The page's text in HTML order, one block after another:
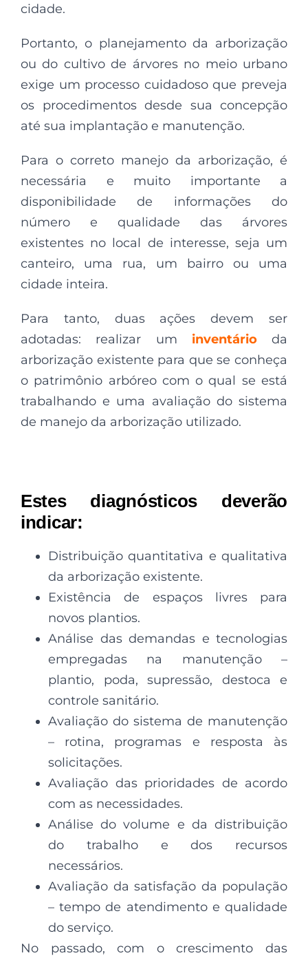
cidade.
Portanto, o planejamento da arborização
ou do cultivo de árvores no meio urbano
exige um processo cuidadoso que preveja
os procedimentos desde sua concepção
até sua implantação e manutenção.
Para o correto manejo da arborização, é
necessária e muito importante a
disponibilidade de informações do
número e qualidade das árvores
existentes no local de interesse, seja um
canteiro, uma rua, um bairro ou uma
cidade inteira.
Para tanto, duas ações devem ser
adotadas: realizar um inventárioda
arborização existente para que se conheça
o patrimônio arbóreo com o qual se está
trabalhando e uma avaliação do sistema
de manejo da arborização utilizado.
Estes diagnósticos deverão
indicar:
Distribuição quantitativa e qualitativa
da arborização existente.
Existência de espaços livres para
novos plantios.
Análise das demandas e tecnologias
empregadas na manutenção –
plantio, poda, supressão, destoca e
controle sanitário.
Avaliação do sistema de manutenção
– rotina, programas e resposta às
solicitações.
Avaliação das prioridades de acordo
com as necessidades.
Análise do volume e da distribuição
do trabalho e dos recursos
necessários.
Avaliação da satisfação da população
– tempo de atendimento e qualidade
do serviço.
No passado, com o crescimento das